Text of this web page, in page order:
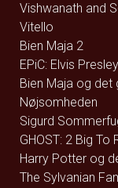
Vishwanath and
Vitello
Bien Maja 2
EPiC: Elvis
Bien Maja og
Nøjsomheden
Sigurd
GHOST: 2 Big To
Harry Potter og
The Sylvanian